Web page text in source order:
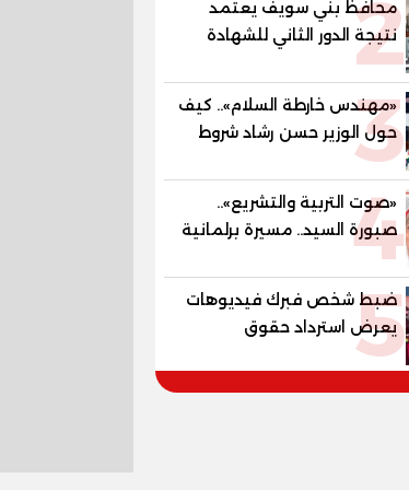
المستقبل
2
محافظ بني سويف يعتمد
نتيجة الدور الثاني للشهادة
الإعدادية العامة بنسبة
79.9% نظامي ...و69.55%
منازل.. و70.56% للمهنية ..
و100% للصُم وضعاف السمع3
«مهندس خارطة السلام».. كيف
حول الوزير حسن رشاد شروط
الحرب المعقدة إلى "خارطة
طريق" للانسحاب والإعمار؟
4
«صوت التربية والتشريع»..
صبورة السيد.. مسيرة برلمانية
وتربوية تجمع بين تشريع
القوانين وصناعة الأجيال لبناء
الإنسان المصري
5
ضبط شخص فبرك فيديوهات
يعرض استرداد حقوق
المواطنين بالقوة